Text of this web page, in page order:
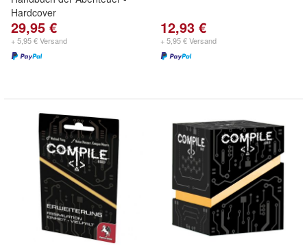
Hardcover
29,95 €
+ 5,95 € Versand
12,93 €
+ 5,95 € Versand